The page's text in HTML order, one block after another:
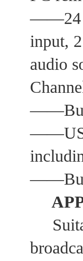
——24
input,
audio